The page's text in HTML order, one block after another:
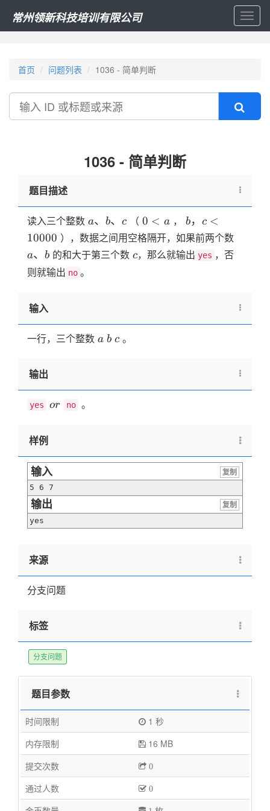
常州领新科技培训有限公司
首页 问题列表 1036 - 简单判断
搜
1036 - 简单判断
题目描述
读入三个整数 a、
b、
c
a、 b、 c （ 0
\lt
a
0 < a， b，c
\lt
10000
b， c <
10000 ），数据之间用空格隔开，如果前两个数
a、 b 的和大于第三个数 c
c，那么就输出 yes ，否
则就输出 no 。
输入
一行，三个整数 a
a b
b c
c 。
输出
yes or
or no 。
样例
输入
复制
5 6 7
输出
复制
yes
来源
分支问题
标签
分支问题
题目参数
时间限制
1 秒
内存限制
16 MB
提交次数
0
通过人数 0